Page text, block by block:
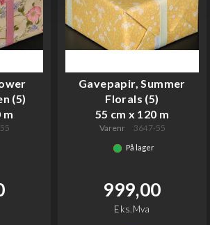
(5)
m
Gavepapir, Summer
Florals (5)
55 cm x 120 m
Varenr 3647-55
På lager
999,00
Eks.Mva